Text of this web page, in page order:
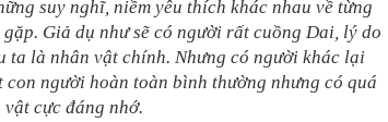
suy nghĩ, niềm yêu thích khác nhau về từng
Giả dụ như sẽ có người rất cuồng Dai, lý do
ta là nhân vật chính. Nhưng có người khác lại
con người hoàn toàn bình thường nhưng có quá
cực đáng nhớ.